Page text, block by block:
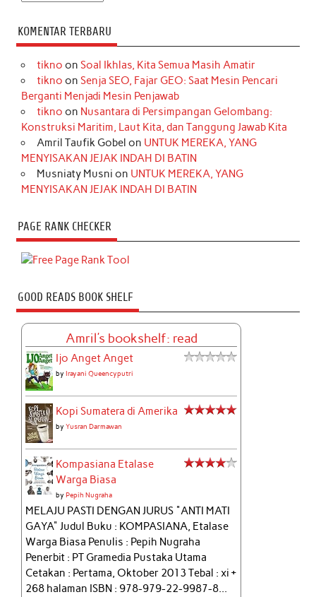
KOMENTAR TERBARU
tikno on Soal Ikhlas, Kita Semua Masih Amatir
tikno on Senja SEO, Fajar GEO: Saat Mesin Pencari
Berganti Menjadi Mesin Penjawab
tikno on Nusantara di Persimpangan Gelombang:
Konstruksi Maritim, Laut Kita, dan Tanggung Jawab Kita
Amril Taufik Gobel on UNTUK MEREKA, YANG
MENYISAKAN JEJAK INDAH DI BATIN
Musniaty Musni on UNTUK MEREKA, YANG
MENYISAKAN JEJAK INDAH DI BATIN
PAGE RANK CHECKER
GOOD READS BOOK SHELF
Amril's bookshelf: read
Ijo Anget Anget
byIrayani Queencyputri
Kopi Sumatera di Amerika
byYusran Darmawan
Kompasiana Etalase
Warga Biasa
byPepih Nugraha
MELAJU PASTI DENGAN JURUS "ANTI MATI
GAYA" Judul Buku : KOMPASIANA, Etalase
Warga Biasa Penulis : Pepih Nugraha
Penerbit : PT Gramedia Pustaka Utama
Cetakan : Pertama, Oktober 2013 Tebal : xi +
268 halaman ISBN : 978-979-22-9987-8...